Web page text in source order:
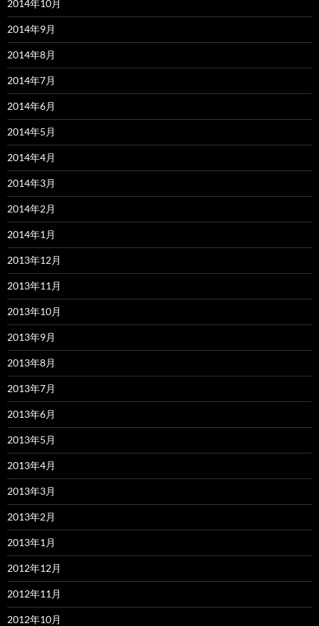
2014年10月
2014年9月
2014年8月
2014年7月
2014年6月
2014年5月
2014年4月
2014年3月
2014年2月
2014年1月
2013年12月
2013年11月
2013年10月
2013年9月
2013年8月
2013年7月
2013年6月
2013年5月
2013年4月
2013年3月
2013年2月
2013年1月
2012年12月
2012年11月
2012年10月